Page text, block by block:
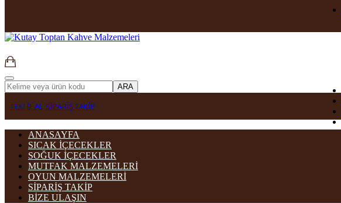
ARA
TEKLİF AL SİPARİŞ TAKİP
ANASAYFA
SICAK İÇECEKLER
SOĞUK İÇECEKLER
MUTFAK MALZEMELERİ
OYUN MALZEMELERİ
SİPARİŞ TAKİP
BİZE ULAŞIN